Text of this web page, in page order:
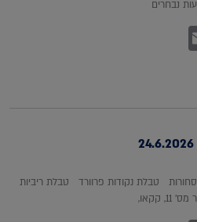
נבחרים
טבלת נקודות פרוורד טבלת ריביות